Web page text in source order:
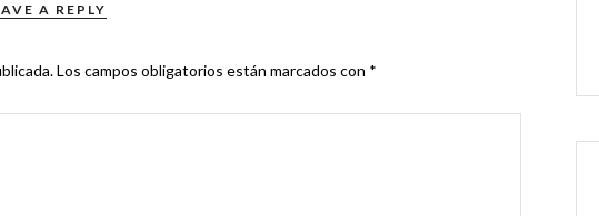
A REPLY
Los campos obligatorios están marcados con *